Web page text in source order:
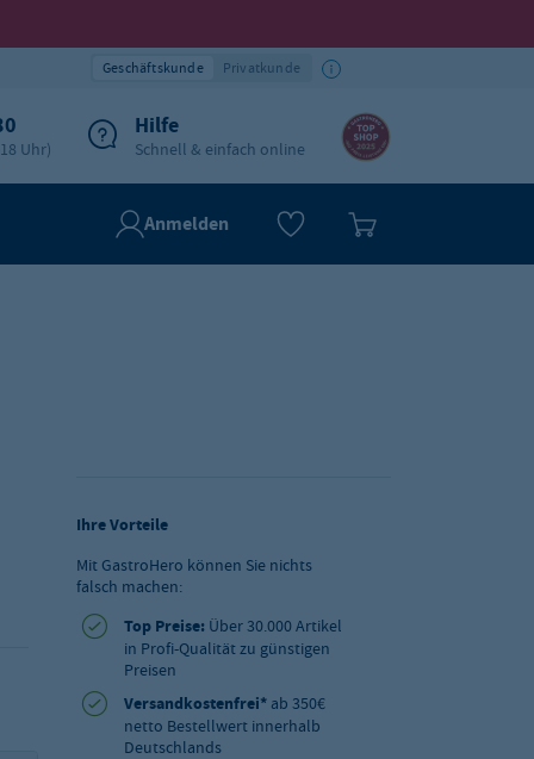
Geschäftskunde Privatkunde
Uhr)
Hilfe
Schnell & einfach online
Anmelden
Ihre Vorteile
Mit GastroHero können Sie nichts
falsch machen:
Top Preise: Über 30.000 Artikel
in Profi-Qualität zu günstigen
Preisen
Versandkostenfrei* ab 350€
netto Bestellwert innerhalb
Deutschlands